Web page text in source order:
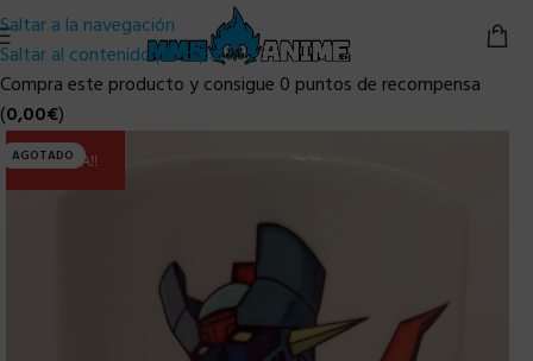
Saltar a la navegación
Saltar al contenido principal
Compra este producto y consigue 0 puntos de recompensa
(0,00€)
AGOTADO
ULTIMA!!